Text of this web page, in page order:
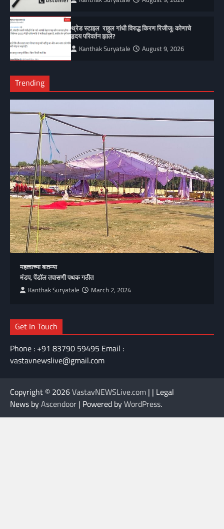
थ्रेड स्टाइल राहुल गांधी विरुद्ध किरण रिजीजू: कोणाचे
हृदय परिवर्तन झाले?
Kanthak Suryatale August 9, 2026
Trending
महत्वाच्या बातम्या
मंडप, पेंडॉल तपासणी पथक गठीत
Kanthak Suryatale March 2, 2024
Get In Touch
Phone : +91 83790 59495 Email :
vastavnewslive@gmail.com
Copyright © 2026VastavNEWSLive.com | | Legal
News byAscendoor | Powered byWordPress.